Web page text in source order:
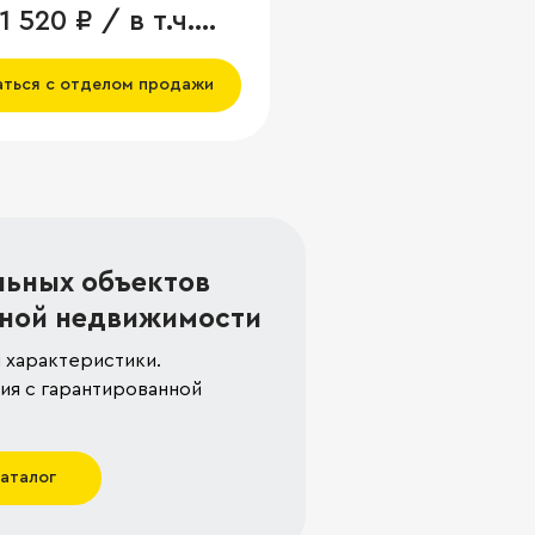
520 ₽ / в т.ч.
с отделом продажи
объектов
недвижимости
с гарантированной